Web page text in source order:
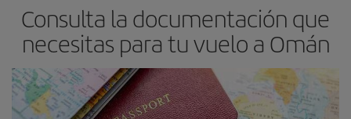
Consulta la documentación que
necesitas para tu vuelo a Omán